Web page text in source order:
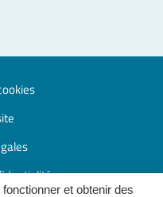
et obtenir des